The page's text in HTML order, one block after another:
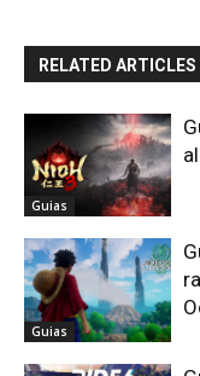
RELATED ARTICLES
Guias
Guias